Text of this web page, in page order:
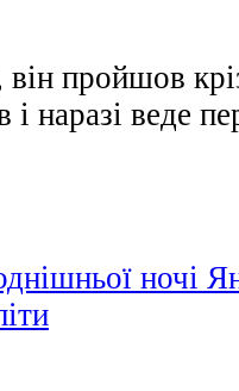
пройшов
і наразі веде
ночі